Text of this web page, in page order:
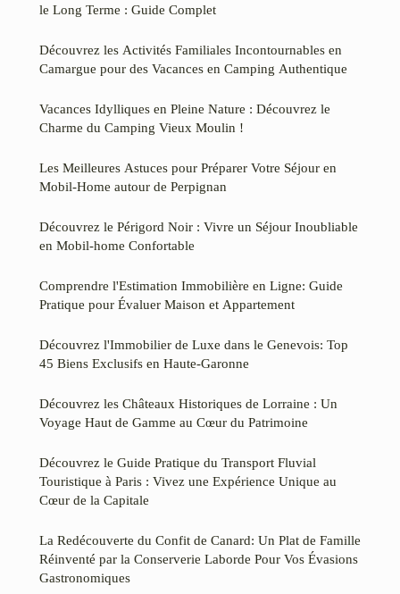
le Long Terme : Guide Complet
Découvrez les Activités Familiales Incontournables en
Camargue pour des Vacances en Camping Authentique
Vacances Idylliques en Pleine Nature : Découvrez le
Charme du Camping Vieux Moulin !
Les Meilleures Astuces pour Préparer Votre Séjour en
Mobil-Home autour de Perpignan
Découvrez le Périgord Noir : Vivre un Séjour Inoubliable
en Mobil-home Confortable
Comprendre l'Estimation Immobilière en Ligne: Guide
Pratique pour Évaluer Maison et Appartement
Découvrez l'Immobilier de Luxe dans le Genevois: Top
45 Biens Exclusifs en Haute-Garonne
Découvrez les Châteaux Historiques de Lorraine : Un
Voyage Haut de Gamme au Cœur du Patrimoine
Découvrez le Guide Pratique du Transport Fluvial
Touristique à Paris : Vivez une Expérience Unique au
Cœur de la Capitale
La Redécouverte du Confit de Canard: Un Plat de Famille
Réinventé par la Conserverie Laborde Pour Vos Évasions
Gastronomiques